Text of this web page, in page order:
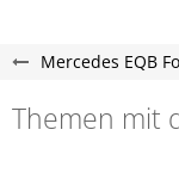
Mercedes EQB
Themen mit